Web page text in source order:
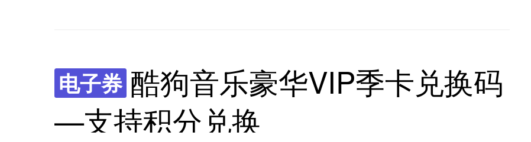
电子券 酷狗音乐豪华VIP季卡兑换码
—支持积分兑换